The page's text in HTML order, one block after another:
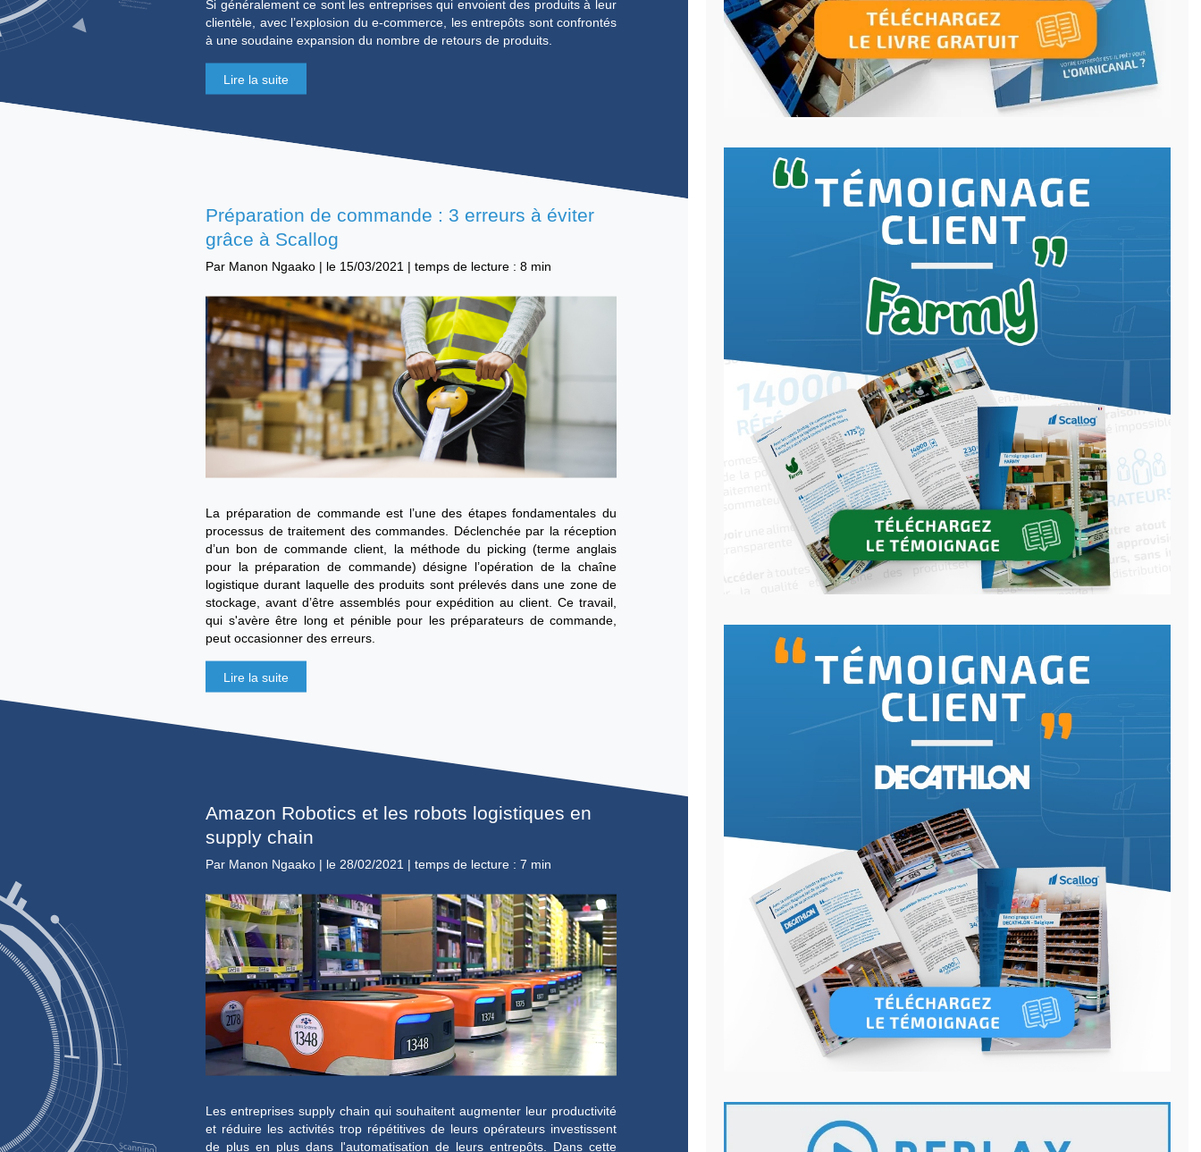
En cette période de crise sanitaire, nombreuses sont les enseignes qui
disposent à la fois d’un magasin physique et d’un site e-commerce. Ces
sociétés doivent relever le défi de l’omnicanal, propre à la supply chain.
Si généralement ce sont les entreprises qui envoient des produits à leur
clientèle, avec l’explosion du e-commerce, les entrepôts sont confrontés
à une soudaine expansion du nombre de retours de produits.
Lire la suite
grâce à Scallog
ParManon Ngaako | le15/03/2021|temps de lecture : 8 min
La préparation de commande est l’une des étapes fondamentales du
processus de traitement des commandes. Déclenchée par la réception
d’un bon de commande client, la méthode du picking (terme anglais
pour la préparation de commande) désigne l’opération de la chaîne
logistique durant laquelle des produits sont prélevés dans une zone de
stockage, avant d’être assemblés pour expédition au client. Ce travail,
qui s'avère être long et pénible pour les préparateurs de commande,
peut occasionner des erreurs.
Lire la suite